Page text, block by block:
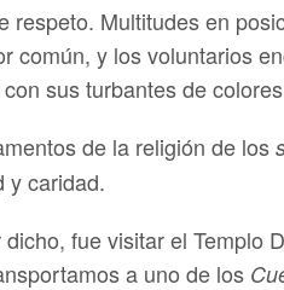
respeto. Multitudes en
común, y los voluntarios
sus turbantes de
de la religión de los
y caridad.
fue visitar el
a uno de los